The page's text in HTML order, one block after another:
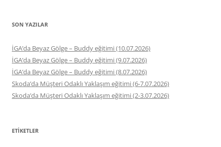
SON YAZILAR
İGA’da Beyaz Gölge – Buddy eğitimi (10.07.2026)
İGA’da Beyaz Gölge – Buddy eğitimi (9.07.2026)
İGA’da Beyaz Gölge – Buddy eğitimi (8.07.2026)
Skoda’da Müşteri Odaklı Yaklaşım eğitimi (6-7.07.2026)
Skoda’da Müşteri Odaklı Yaklaşım eğitimi (2-3.07.2026)
ETIKETLER